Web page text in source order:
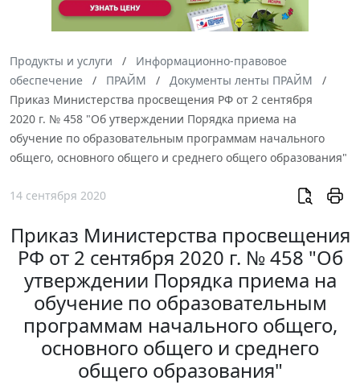
Продукты и услуги
Информационно-правовое
обеспечение
ПРАЙМ
Документы ленты ПРАЙМ
Приказ Министерства просвещения РФ от 2 сентября
2020 г. № 458 "Об утверждении Порядка приема на
обучение по образовательным программам начального
общего, основного общего и среднего общего образования"
14 сентября 2020
Приказ Министерства просвещения
РФ от 2 сентября 2020 г. № 458 "Об
утверждении Порядка приема на
обучение по образовательным
программам начального общего,
основного общего и среднего
общего образования"